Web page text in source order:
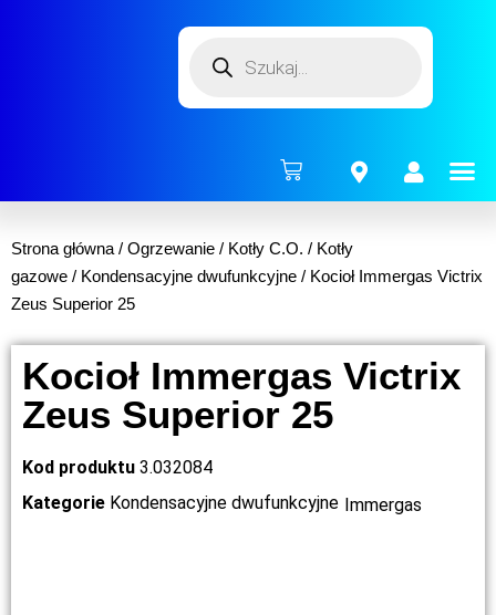
Strona główna / Ogrzewanie / Kotły C.O. / Kotły
gazowe / Kondensacyjne dwufunkcyjne / Kocioł Immergas Victrix
Zeus Superior 25
Kocioł Immergas Victrix
Zeus Superior 25
Kod produktu 3.032084
Kategorie Kondensacyjne dwufunkcyjne Immergas